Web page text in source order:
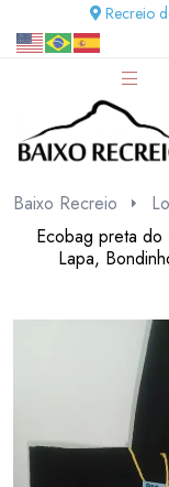
Recreio
Baixo Recreio
Ecobag preta do
Lapa,